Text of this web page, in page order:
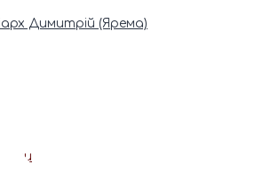
Димитрій (Ярема)